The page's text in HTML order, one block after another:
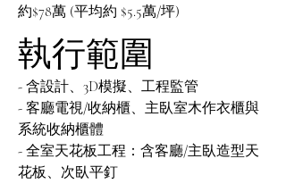
約$78萬 (平均約 $5.5萬/坪)
執行範圍
- 含設計、3D模擬、工程監管
- 客廳電視/收納櫃、主臥室木作衣櫃與
系統收納櫃體
- 全室天花板工程：含客廳/主臥造型天
花板、次臥平釘